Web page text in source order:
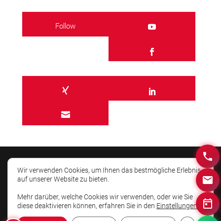
Follow

© AIM-HIGHER 2026. Besser präsentieren und
schneller überzeugen.
Wir verwenden Cookies, um Ihnen das bestmögliche Erlebnis
auf unserer Website zu bieten.
Mehr darüber, welche Cookies wir verwenden, oder wie Sie
diese deaktivieren können, erfahren Sie in den Einstellungen